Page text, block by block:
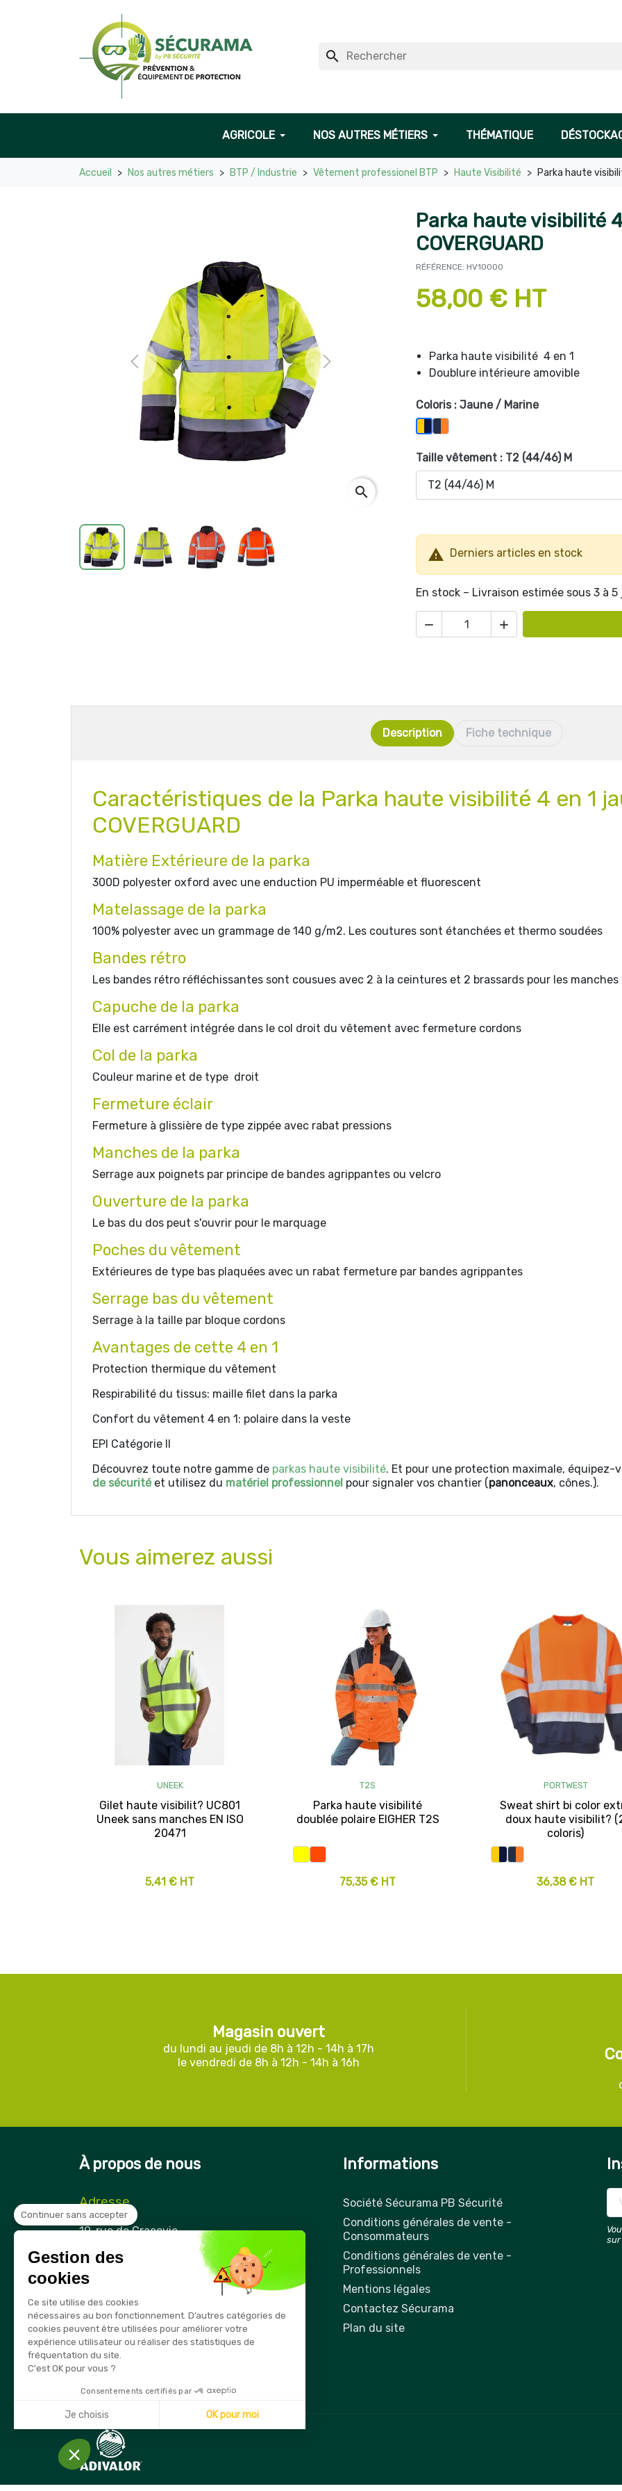
search
AGRICOLE NOS AUTRES MÉTIERS THÉMATIQUE
Accueil Nos autres métiers BTP / Industrie Vêtement professionel BTP Haute Visibilité Parka haute
Previous Next
search
Parka haute visibilité
COVERGUARD
RÉFÉRENCE: HV10000
58,00 € HT
Parka haute visibilité 4 en 1
Doublure intérieure amovible
Coloris : Jaune / Marine
Jaune / Marine
Orange / Marine
Taille vêtement : T2 (44/46) M
 Derniers articles en stock
En stock – Livraison estimée sous 3 à
 
Description Fiche technique
Caractéristiques de la Parka haute visibilité 4 en 1
COVERGUARD
Matière Extérieure de la parka
300D polyester oxford avec une enduction PU imperméable et fluorescent
Matelassage de la parka
100% polyester avec un grammage de 140 g/m2. Les coutures sont étanchées et thermo soudées
Bandes rétro
Les bandes rétro réfléchissantes sont cousues avec 2 à la ceintures et 2 brassards pour les manches
Capuche de la parka
Elle est carrément intégrée dans le col droit du vêtement avec fermeture cordons
Col de la parka
Couleur marine et de type droit
Fermeture éclair
Fermeture à glissière de type zippée avec rabat pressions
Manches de la parka
Serrage aux poignets par principe de bandes agrippantes ou velcro
Ouverture de la parka
Le bas du dos peut s'ouvrir pour le marquage
Poches du vêtement
Extérieures de type bas plaquées avec un rabat fermeture par bandes agrippantes
Serrage bas du vêtement
Serrage à la taille par bloque cordons
Avantages de cette 4 en 1
Protection thermique du vêtement
Respirabilité du tissus: maille filet dans la parka
Confort du vêtement 4 en 1: polaire dans la veste
EPI Catégorie II
Découvrez toute notre gamme de parkas haute visibilité. Et pour une protection maximale, équipez-
de sécurité et utilisez du matériel professionnel pour signaler vos chantier (panonceaux, cônes.).
Vous aimerez aussi
UNEEK
Gilet haute visibilit? UC801
Uneek sans manches EN ISO
20471
5,41 € HT
T2S
Parka haute visibilité
doublée polaire EIGHER T2S
75,35 € HT
PORTWEST
Sweat shirt bi color
doux haute visibilit?
coloris)
36,38 € HT
Magasin ouvert
du lundi au jeudi de 8h à 12h - 14h à 17h
le vendredi de 8h à 12h - 14h à 16h
À propos de nous
Adresse
Securama
19, rue de Cracovie
21850 Saint-Apollinaire
France
Téléphone
03 80 74 28 15
E-mail
info@securama.fr
Informations
Société Sécurama PB Sécurité
Conditions générales de vente -
Consommateurs
Conditions générales de vente -
Professionnels
Mentions légales
Contactez Sécurama
Plan du site
sur
Continuer sans accepter
Gestion des
cookies
Ce site utilise des cookies
nécessaires au bon fonctionnement. D’autres catégories de
cookies peuvent être utilisées pour améliorer votre
expérience utilisateur ou réaliser des statistiques de
fréquentation du site.
C'est OK pour vous ?
Consentements certifiés par
Je choisis OK pour moi
Axeptio consent
Plateforme de Gestion du Consentement : Personnalisez vos Options
Notre plateforme vous permet d'adapter et de gérer vos paramètres de confidentialité, en garantissant la